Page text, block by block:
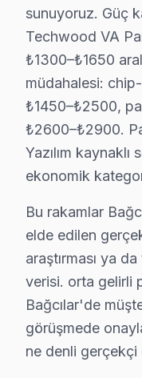
Kirazlı'da
Kirazlı
Mahmutbey'de
Mahmutbey
Sancaktepe'de
Sancaktepe
Yavuz Selim'de
Yavuz Selim
Yenimahalle'de
Yenimahalle
Yenigün'de
sunuyoruz. Güç
Techwood VA
₺1300–₺1650
müdahalesi:
₺1450–₺2500,
₺2600–₺2900.
Yazılım
ekonomik
Bu rakamlar
elde edilen
araştırması ya
verisi. orta gelirli
Bağcılar'de
görüşmede
ne denli